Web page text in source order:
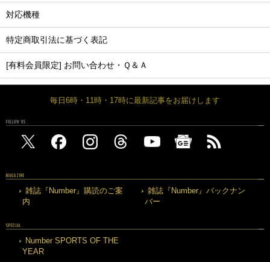
対応機種
特定商取引法に基づく表記
[有料会員限定] お問い合わせ・Ｑ＆Ａ
毎日6時・11時・17時に最新記事をお届けします
FOLLOW US
MAGAZINE
雑誌『Number』購読のご案
内
雑誌『Number』バックナン
バー
SPECIAL
Number SPORTS OF THE
YEAR